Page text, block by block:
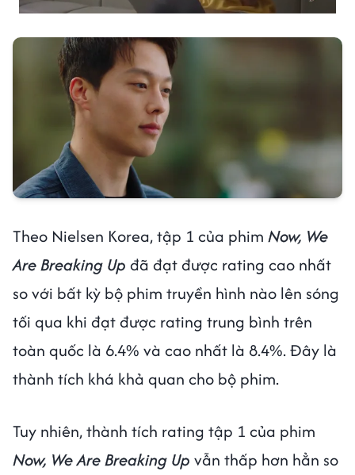
Theo Nielsen Korea, tập 1 của phim Now, We
Are Breaking Up đã đạt được rating cao nhất
so với bất kỳ bộ phim truyền hình nào lên sóng
tối qua khi đạt được rating trung bình trên
toàn quốc là 6.4% và cao nhất là 8.4%. Đây là
thành tích khá khả quan cho bộ phim.
Tuy nhiên, thành tích rating tập 1 của phim
Now, We Are Breaking Up vẫn thấp hơn hẳn so